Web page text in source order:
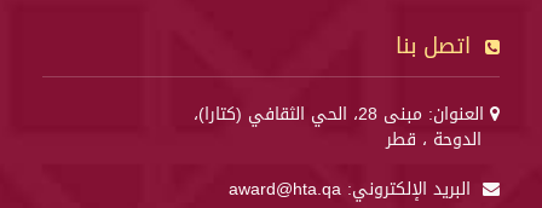
اتصل بنا
العنوان: مبنى 28، الحي الثقافي (كتارا)،
الدوحة ، قطر
البريد الإلكتروني: award@hta.qa